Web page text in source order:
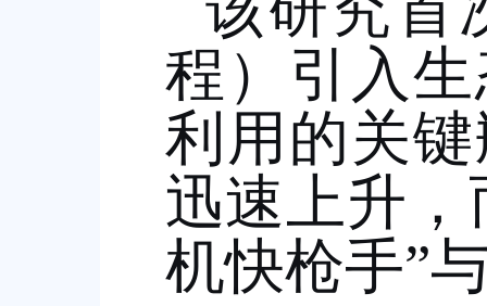
程）引入
利用的关
迅速上升
机快枪手”